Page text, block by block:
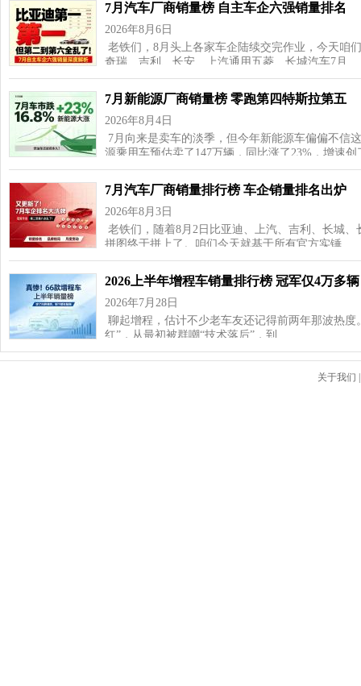
7月汽车厂商销量榜 自主车企六强销量排名
2026年8月6日
老铁们，8月头上各家车企陆续交完作业，今天
奇瑞、吉利、长安、上汽通用五菱、长城汽车7月…
7月新能源厂商销量榜 零跑第四特斯拉第五
2026年8月4日
7月向来是卖车的淡季，但今年新能源车偏偏不信
源乘用车预估卖了147万辆，同比涨了23%，增速
7月汽车厂商销量排行榜 车企销量排名出炉
2026年8月3日
老铁们，随着8月2日比亚迪、上汽、吉利、长城
拼图终于拼上了。咱们今天就基于所有官方实锤…
2026上半年增程车销量排行榜 冠军仅4万多辆
2026年7月28日
聊起增程，估计不少老车友还记得前两年那波热
红”，从最初被群嘲“技术落后”，到…
关于我们